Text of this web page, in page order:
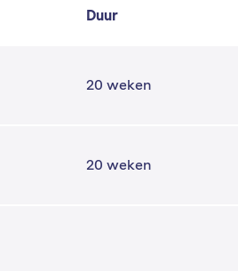
Duur
20 weken
20 weken